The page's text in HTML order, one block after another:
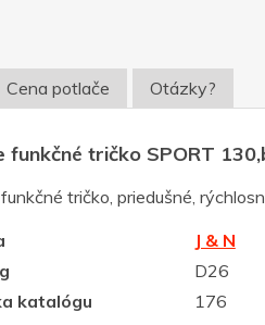
Cena potlače Otázky?
funkčné tričko SPORT
tričko, priedušné,
J & N
D26
katalógu
176